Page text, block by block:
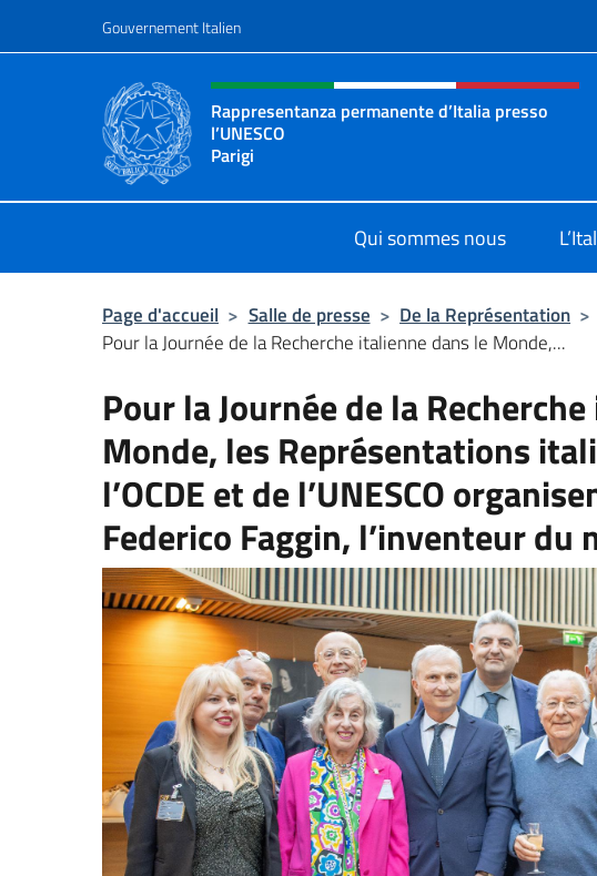
Gouvernement Italien
Site Web, social et en-tête de
Rappresentanza permanente d’Italia presso
l’UNESCO
Parigi
Il sito ufficiale della Rappresentanza
Qui sommes nous
Page d'accueil > Salle de presse > De la Représentation >
Pour la Journée de la Recherche italienne dans le Monde,...
Pour la Journée de la
Monde, les Représentations
l’OCDE et de l’UNESCO
Federico Faggin, l’inventeur du